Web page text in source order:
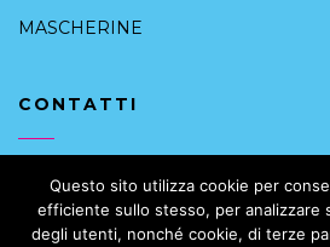
MASCHERINE
CONTATTI
+39 091 6168088
info@intimoalcentrostorico.it
Questo sito utilizza cookie per
efficiente sullo stesso, per analizzare
degli utenti, nonché cookie, di terze